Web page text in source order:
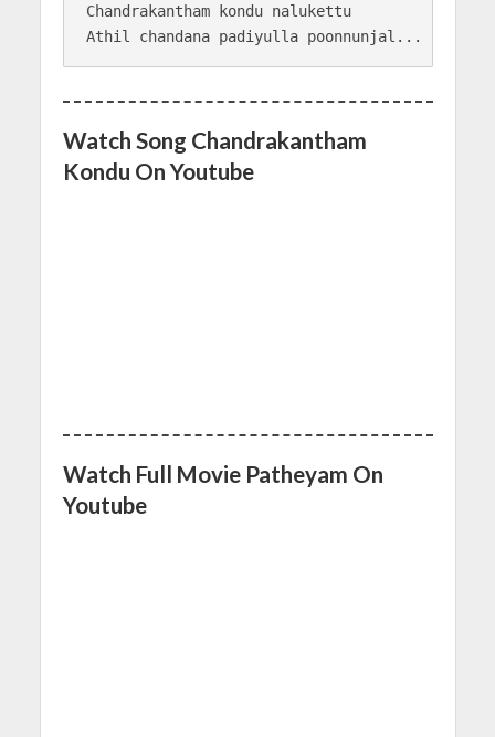
Chandrakantham kondu nalukettu
Watch Song Chandrakantham
Kondu On Youtube
Watch Full Movie Patheyam On
Youtube